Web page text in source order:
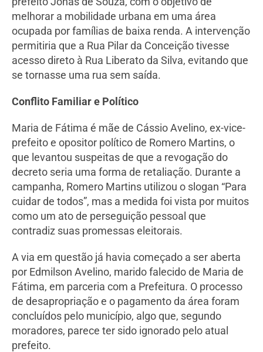
melhorar a mobilidade urbana em uma área
ocupada por famílias de baixa renda. A intervenção
permitiria que a Rua Pilar da Conceição tivesse
acesso direto à Rua Liberato da Silva, evitando que
se tornasse uma rua sem saída.
Conflito Familiar e Político
Maria de Fátima é mãe de Cássio Avelino, ex-vice-
prefeito e opositor político de Romero Martins, o
que levantou suspeitas de que a revogação do
decreto seria uma forma de retaliação. Durante a
campanha, Romero Martins utilizou o slogan “Para
cuidar de todos”, mas a medida foi vista por muitos
como um ato de perseguição pessoal que
contradiz suas promessas eleitorais.
A via em questão já havia começado a ser aberta
por Edmilson Avelino, marido falecido de Maria de
Fátima, em parceria com a Prefeitura. O processo
de desapropriação e o pagamento da área foram
concluídos pelo município, algo que, segundo
moradores, parece ter sido ignorado pelo atual
prefeito.